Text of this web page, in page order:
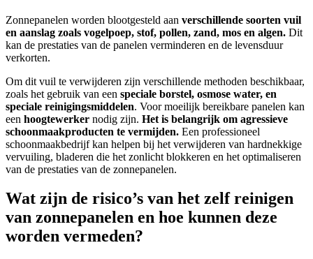
Zonnepanelen worden blootgesteld aan verschillende soorten vuil
en aanslag zoals vogelpoep, stof, pollen, zand, mos en algen. Dit
kan de prestaties van de panelen verminderen en de levensduur
verkorten.
Om dit vuil te verwijderen zijn verschillende methoden beschikbaar,
zoals het gebruik van een speciale borstel, osmose water, en
speciale reinigingsmiddelen. Voor moeilijk bereikbare panelen kan
een hoogtewerker nodig zijn. Het is belangrijk om agressieve
schoonmaakproducten te vermijden. Een professioneel
schoonmaakbedrijf kan helpen bij het verwijderen van hardnekkige
vervuiling, bladeren die het zonlicht blokkeren en het optimaliseren
van de prestaties van de zonnepanelen.
Wat zijn de risico’s van het zelf reinigen
van zonnepanelen en hoe kunnen deze
worden vermeden?